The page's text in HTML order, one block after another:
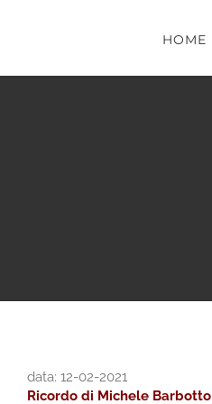
HOME
data: 12-02-2021
Ricordo di Michele Barbotto